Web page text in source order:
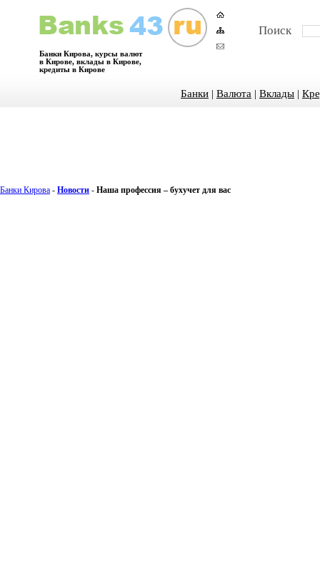
Банки Кирова, курсы валют
в Кирове, вклады в Кирове,
кредиты в Кирове
Поиск
Банки | Валюта | Вклады |
Банки Кирова - Новости - Наша профессия – бухучет для вас